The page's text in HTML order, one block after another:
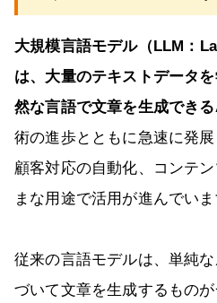
大規模言語モデル（LLM：
は、大量のテキストデータ
然な言語で文章を生成でき
術の進歩とともに急速に発
顧客対応の自動化、コンテ
まな用途で活用が進んでいま
従来の言語モデルは、単純
づいて文章を生成するものが